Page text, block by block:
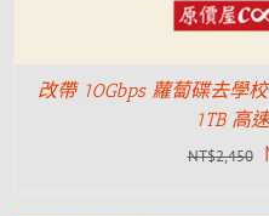
改帶 10Gbps 蘿蔔碟去學
1TB 高
NT$2,450